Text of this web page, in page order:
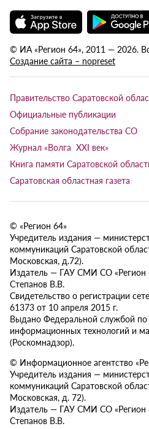
© ИА «Регион 64», 2011 — 2026.
Создание сайта – nopreset
Правительство Саратовской
Официальные публикации
Собрание законодательства СО
Журнал «Волга XXI век»
Книга памяти Саратовской
Саратовская областная газета
© «Регион 64»
Учредитель издания —
коммуникаций Саратовской
Московская, д.72).
Издатель — ГАУ СМИ СО «Регион
Степанов В.В.
Свидетельство о регистрации
61373 от 10 апреля 2015 г.
Выдано Федеральной службой по
информационных технологий и
(Роскомнадзор).
© Информационное агентство
Учредитель издания —
коммуникаций Саратовской
Московская, д. 72).
Издатель — ГАУ СМИ СО «Регион
Степанов В.В.